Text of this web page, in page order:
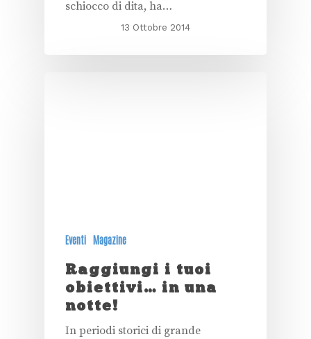
schiocco di dita, ha…
13 Ottobre 2014
Eventi Magazine
Raggiungi i tuoi
obiettivi… in una
notte!
In periodi storici di grande